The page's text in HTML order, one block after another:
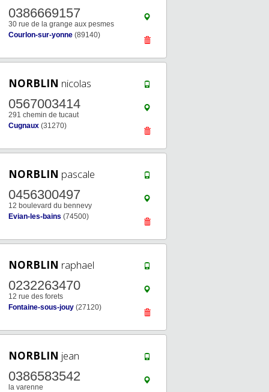
0386669157
30 rue de la grange aux pesmes
Courlon-sur-yonne (89140)
NORBLIN nicolas
0567003414
291 chemin de tucaut
Cugnaux (31270)
NORBLIN pascale
0456300497
12 boulevard du bennevy
Evian-les-bains (74500)
NORBLIN raphael
0232263470
12 rue des forets
Fontaine-sous-jouy (27120)
NORBLIN jean
0386583542
la varenne